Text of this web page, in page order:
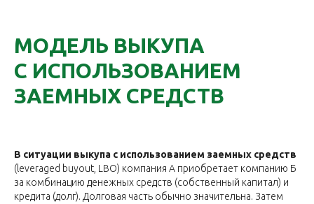
МОДЕЛЬ ВЫКУПА
С ИСПОЛЬЗОВАНИЕМ
ЗАЕМНЫХ СРЕДСТВ
В ситуации выкупа с использованием заемных средств
(leveraged buyout, LBO) компания А приобретает компанию Б
за комбинацию денежных средств (собственный капитал) и
кредита (долг). Долговая часть обычно значительна. Затем